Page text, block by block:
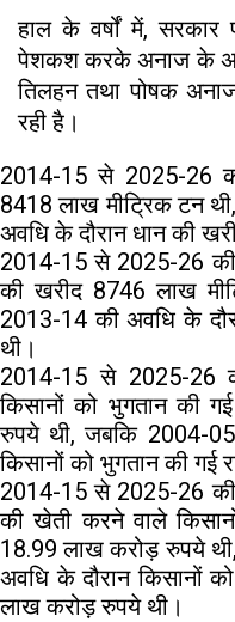
हाल के वर्षों में,
पेशकश करके अनाज के
तिलहन तथा पोषक
रही है।
2014-15 से 2025-26
8418 लाख मीट्रिक टन
अवधि के दौरान धान की
2014-15 से 2025-26
की खरीद 8746 लाख
2013-14 की अवधि के
थी।
2014-15 से 2025-26
किसानों को भुगतान की
रुपये थी, जबकि 2004-
किसानों को भुगतान की गई
2014-15 से 2025-26
की खेती करने वाले
18.99 लाख करोड़ रुपये
अवधि के दौरान किसानों
लाख करोड़ रुपये थी।